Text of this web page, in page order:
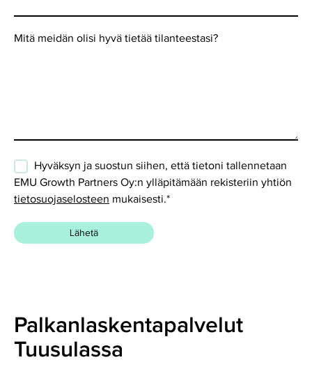
Mitä meidän olisi hyvä tietää tilanteestasi?
Hyväksyn ja suostun siihen, että tietoni tallennetaan
EMU Growth Partners Oy:n ylläpitämään rekisteriin yhtiön
tietosuojaselosteen mukaisesti.*
Palkanlaskentapalvelut
Tuusulassa